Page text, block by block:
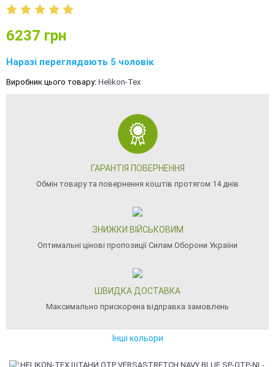
6237 грн
Наразі переглядають 5 чоловік
Виробник цього товару: Helikon-Tex
ГАРАНТІЯ ПОВЕРНЕННЯ
Обмін товару та повернення коштів протягом 14 днів
ЗНИЖКИ ВІЙСЬКОВИМ
Оптимальні цінові пропозиції Силам Оборони України
ШВИДКА ДОСТАВКА
Максимально прискорена відправка замовлень
Інші кольори